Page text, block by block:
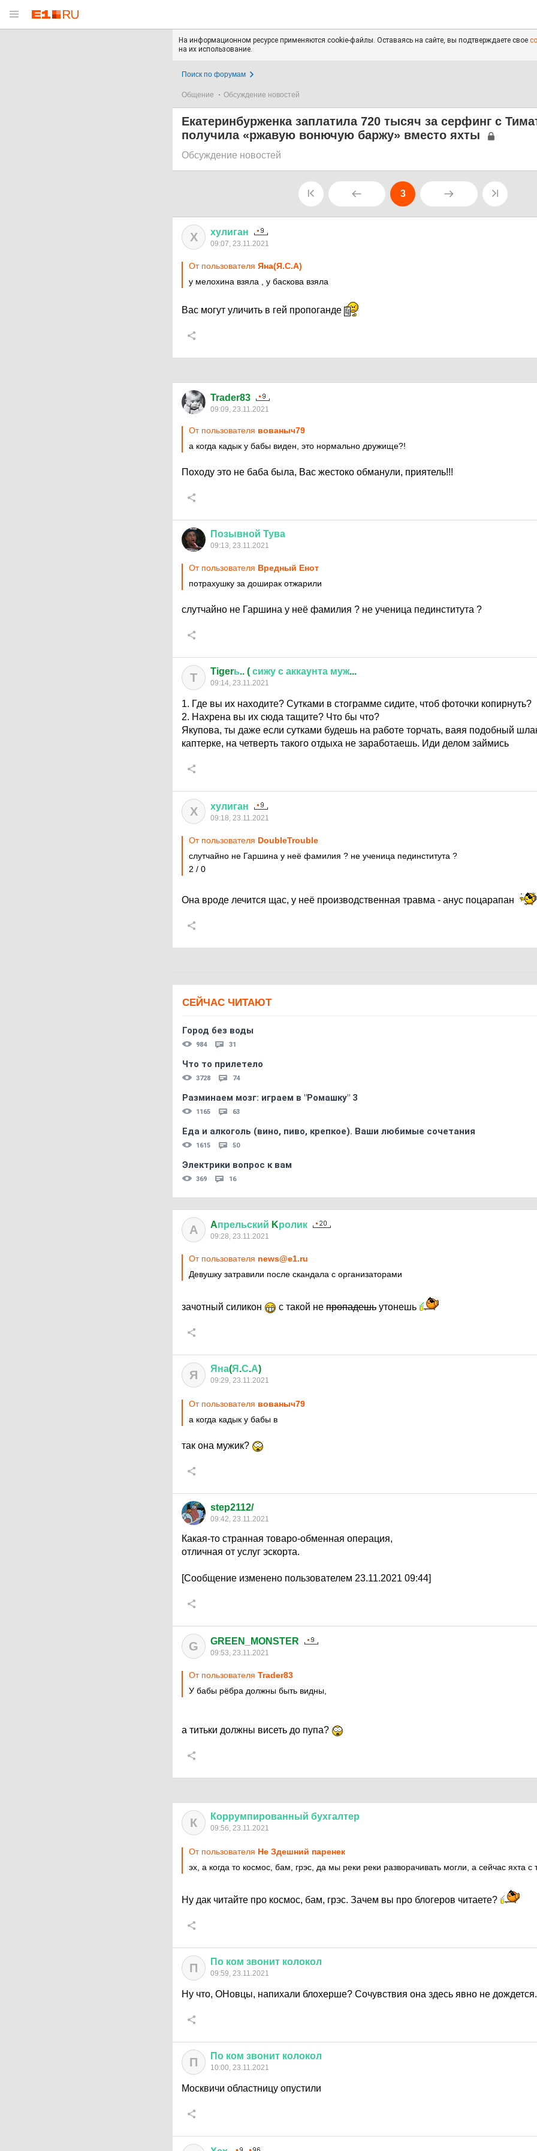
На информационном ресурсе применяются cookie-файлы. Оставаясь на сайте, вы подтверждаете свое
на их использование.
Поиск по форумам
Общение Обсуждение новостей
Екатеринбурженка заплатила 720 тысяч за серфинг с
получила «ржавую вонючую баржу» вместо яхты
Обсуждение новостей
3
Х хулиган
09:07, 23.11.2021
От пользователя Яна(Я.С.А)
у мелохина взяла , у баскова взяла
Вас могут уличить в гей пропоганде
Trader83
09:09, 23.11.2021
От пользователя вованыч79
а когда кадык у бабы виден, это нормально дружище?!
Походу это не баба была, Вас жестоко обманули, приятель!!!
Позывной Тува
09:13, 23.11.2021
От пользователя Вредный Енот
потрахушку за доширак отжарили
слутчайно не Гаршина у неё фамилия ? не ученица пединститута ?
T Tigerь.. ( сижу с аккаунта муж...
09:14, 23.11.2021
1. Где вы их находите? Сутками в стограмме сидите, чтоб фоточки копирнуть?
2. Нахрена вы их сюда тащите? Что бы что?
Якупова, ты даже если сутками будешь на работе торчать, ваяя подобный
каптерке, на четверть такого отдыха не заработаешь. Иди делом займись
Х хулиган
09:18, 23.11.2021
От пользователя DoubleTrouble
слутчайно не Гаршина у неё фамилия ? не ученица пединститута ?
2 / 0
Она вроде лечится щас, у неё производственная травма - анус поцарапан
СЕЙЧАС ЧИТАЮТ
Город без воды
984 31
Что то прилетело
3728 74
Разминаем мозг: играем в "Ромашку" 3
1165 63
Еда и алкоголь (вино, пиво, крепкое). Ваши любимые сочетания
1615 50
Электрики вопрос к вам
369 16
A Aпрельский Kролик
09:28, 23.11.2021
От пользователя news@e1.ru
Девушку затравили после скандала с организаторами
зачотный силикон с такой не пропадешь утонешь
Я Яна(Я .С.А)
09:29, 23.11.2021
От пользователя вованыч79
а когда кадык у бабы в
так она мужик?
step2112/
09:42, 23.11.2021
Какая-то странная товаро-обменная операция,
отличная от услуг эскорта.
[Сообщение изменено пользователем 23.11.2021 09:44]
G GREEN_MONSTER
09:53, 23.11.2021
От пользователя Trader83
У бабы рёбра должны быть видны,
а титьки должны висеть до пупа?
К Коррумпированный бухгалтер
09:56, 23.11.2021
От пользователя Не Здешний паренек
эх, а когда то космос, бам, грэс, да мы реки реки разворачивать могли, а сейчас яхта с
Ну дак читайте про космос, бам, грэс. Зачем вы про блогеров читаете?
П По ком звонит колокол
09:59, 23.11.2021
Ну что, ОНовцы, напихали блохерше? Сочувствия она здесь явно не дождется.
П По ком звонит колокол
10:00, 23.11.2021
Москвичи областницу опустили